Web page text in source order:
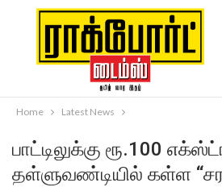
Home Latest News
பாட்டிலுக்கு ரூ.100
தள்ளுவண்டியில் கள்ள